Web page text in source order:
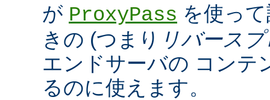
が ProxyPass を使っ
きの (つまり リバース
エンドサーバの コンテ
るのに使えます。